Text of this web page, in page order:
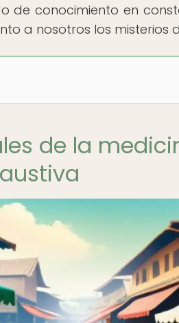
conocimiento en
a nosotros los misterios
de la